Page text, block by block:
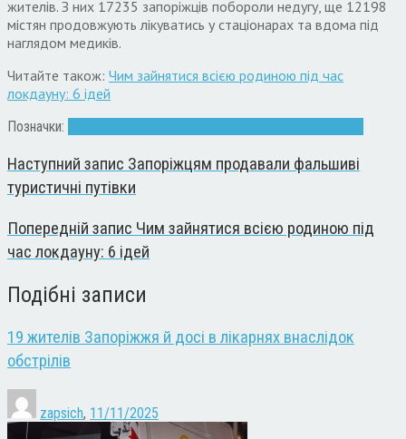
жителів. З них 17235 запоріжців побороли недугу, ще 12198
містян продовжують лікуватись у стаціонарах та вдома під
наглядом медиків.
Читайте також: Чим зайнятися всією родиною під час
локдауну: 6 ідей
Позначки:
Наступний запис Запоріжцям продавали фальшиві
туристичні путівки
Попередній запис Чим зайнятися всією родиною під
час локдауну: 6 ідей
Подібні записи
19 жителів Запоріжжя й досі в лікарнях внаслідок
обстрілів
zapsich, 11/11/2025